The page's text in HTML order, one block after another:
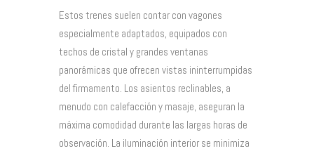
Estos trenes suelen contar con vagones
especialmente adaptados, equipados con
techos de cristal y grandes ventanas
panorámicas que ofrecen vistas ininterrumpidas
del firmamento. Los asientos reclinables, a
menudo con calefacción y masaje, aseguran la
máxima comodidad durante las largas horas de
observación. La iluminación interior se minimiza